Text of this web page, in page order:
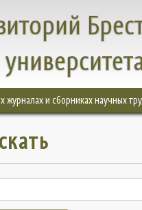
журналах и сборниках научных